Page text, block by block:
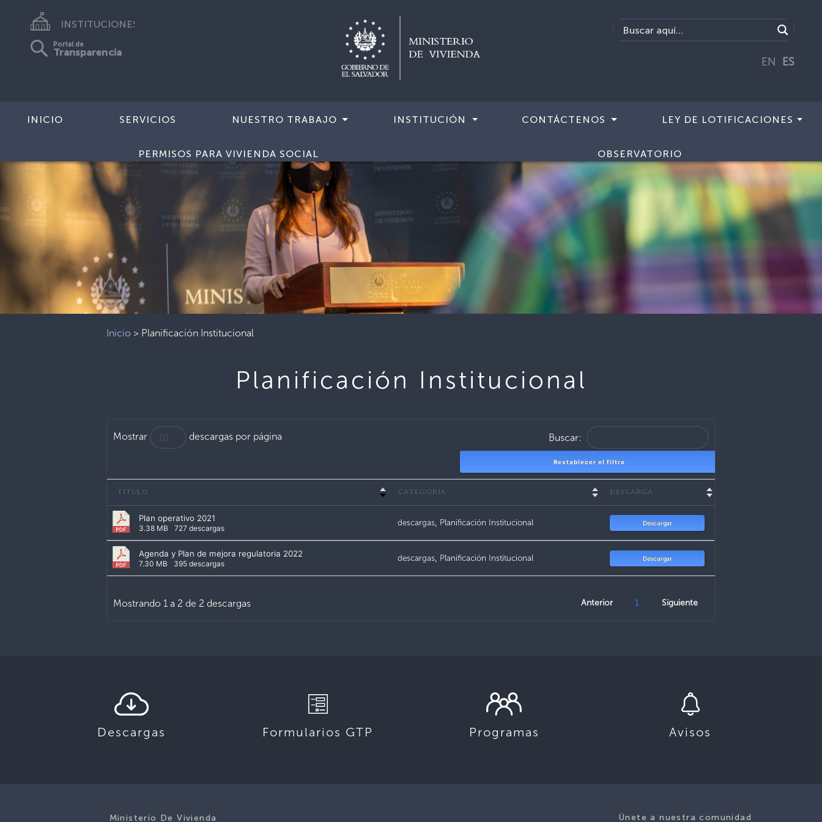
INSTITUCIONES
Portal de
Transparencia
EN ES
INICIO SERVICIOS NUESTRO TRABAJO INSTITUCIÓN CONTÁCTENOS LEY DE LOTIFICACIONES
PERMISOS PARA VIVIENDA SOCIAL OBSERVATORIO
Inicio > Planificación Institucional
Planificación Institucional
Mostrar descargas por página Buscar:
Restablecer el filtro
TITULO CATEGORÍA DESCARGA
Plan operativo 2021
3.38 MB 727 descargas
descargas, Planificación Institucional Descargar
Agenda y Plan de mejora regulatoria 2022
7.30 MB 395 descargas
descargas, Planificación Institucional Descargar
Mostrando 1 a 2 de 2 descargas Anterior 1 Siguiente
Descargas Formularios GTP Programas Avisos
Únete a nuestra comunidad
Ministerio De Vivienda